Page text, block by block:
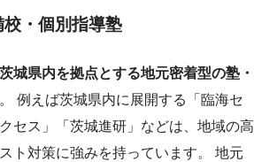
・個別指導塾
茨城県内を拠点とする地元密着型の塾・
例えば茨城県内に展開する「臨海セ
セス」「茨城進研」などは、地域の高
ト対策に強みを持っています。 地元